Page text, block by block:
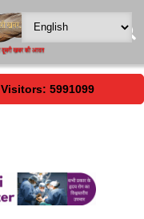
Visitors: 5991099